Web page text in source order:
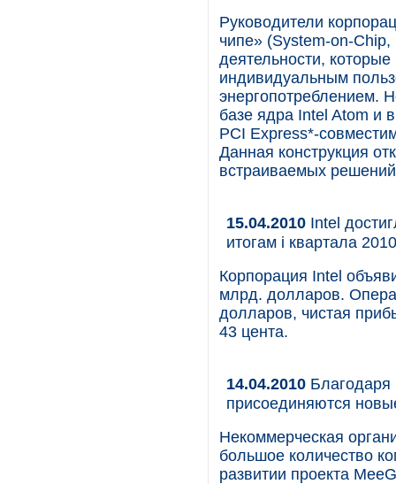
Руководители
чипе» (System-on-Chip,
деятельности,
индивидуальным
энергопотреблением.
базе ядра Intel Atom и
PCI Express*-
Данная конструкция
встраиваемых
15.04.2010 Intel
итогам i квартала
Корпорация Intel
млрд. долларов.
долларов, чистая
43 цента.
14.04.2010 Благодаря
присоединяются
Некоммерческая
большое количество
развитии проекта